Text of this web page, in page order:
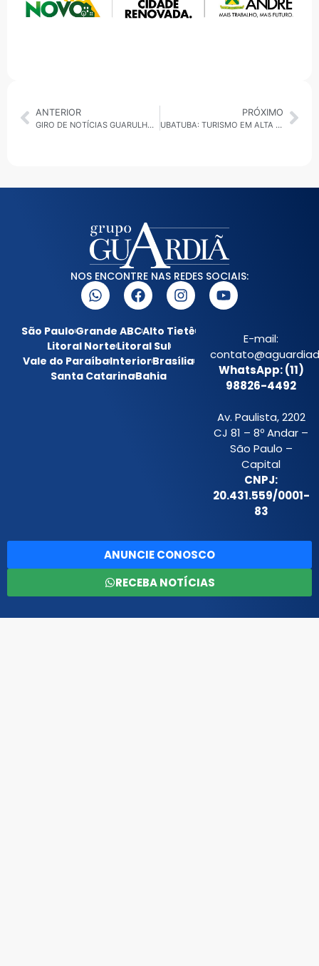
ANTERIOR
GIRO DE NOTÍCIAS GUARULHOS – 22/08/2025
PRÓXIMO
UBATUBA: TURISMO EM ALTA DESENVOLVIMENTO DO TURISMO, ECONOMIA E IMPULSO AO COMÉRCIO DESTINOS TURÍSTICOS COM DESTAQUE INTERNACIONAL
NOS ENCONTRE NAS REDES SOCIAIS:
São PauloGrande ABCAlto Tietê
Litoral NorteLitoral Sul
Vale do ParaíbaInteriorBrasília
Santa CatarinaBahia
E-mail:
WhatsApp: (11)
98826-4492
Av. Paulista, 2202
CJ 81 – 8º Andar –
São Paulo –
Capital
CNPJ:
20.431.559/0001-
83
ANUNCIE CONOSCO
RECEBA NOTÍCIAS